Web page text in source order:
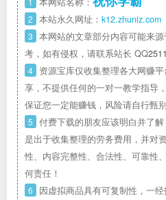
2 本站永久网址： k12.zhuniz.com
3 本网站的文章部分内容可能来
考，如有侵权，请联系站长 QQ
4 资源宝库仅收集整理各大网赚
享，不提供任何的一对一教学指导
保证您一定能赚钱，风险请自行甄别
5 付费下载的朋友应该明白并了
是出于收集整理的劳务费用，并对
性、内容完整性、合法性、可靠性
何责任！
6 因虚拟商品具有可复制性，一经